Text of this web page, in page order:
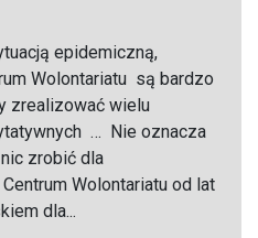
epidemiczną,
Wolontariatu są bardzo
zrealizować wielu
… Nie oznacza
zrobić dla
Wolontariatu od lat
dla...